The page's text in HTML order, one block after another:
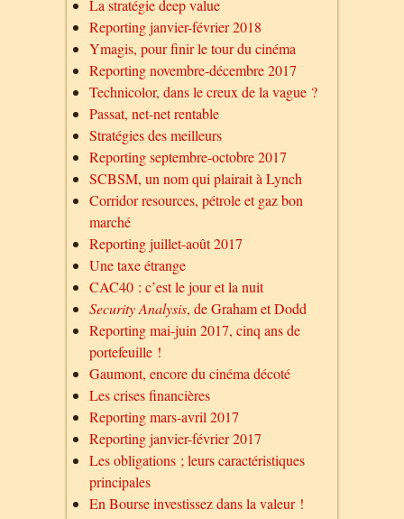
La stratégie deep value
Reporting janvier-février 2018
Ymagis, pour finir le tour du cinéma
Reporting novembre-décembre 2017
Technicolor, dans le creux de la vague ?
Passat, net-net rentable
Stratégies des meilleurs
Reporting septembre-octobre 2017
SCBSM, un nom qui plairait à Lynch
Corridor resources, pétrole et gaz bon
marché
Reporting juillet-août 2017
Une taxe étrange
CAC40 : c’est le jour et la nuit
Security Analysis, de Graham et Dodd
Reporting mai-juin 2017, cinq ans de
portefeuille !
Gaumont, encore du cinéma décoté
Les crises financières
Reporting mars-avril 2017
Reporting janvier-février 2017
Les obligations ; leurs caractéristiques
principales
En Bourse investissez dans la valeur !